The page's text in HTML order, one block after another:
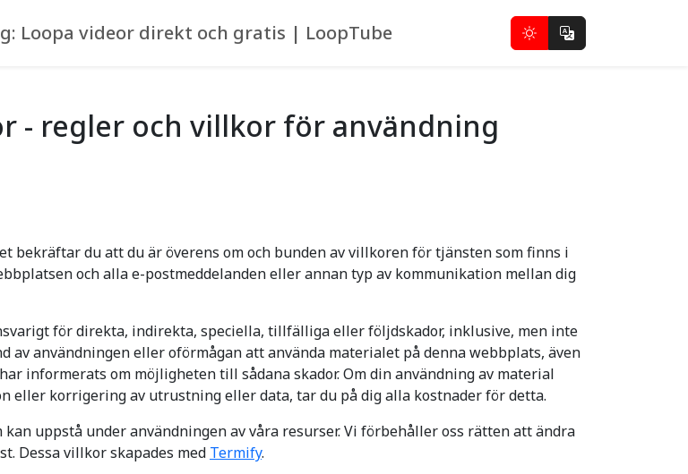
Loopa videor direkt och gratis | LoopTube
- regler och villkor för användning
bekräftar du att du är överens om och bunden av villkoren för tjänsten som finns i
och alla e-postmeddelanden eller annan typ av kommunikation mellan dig
för direkta, indirekta, speciella, tillfälliga eller följdskador, inklusive, men inte
användningen eller oförmågan att använda materialet på denna webbplats, även
informerats om möjligheten till sådana skador. Om din användning av material
eller korrigering av utrustning eller data, tar du på dig alla kostnader för detta.
uppstå under användningen av våra resurser. Vi förbehåller oss rätten att ändra
Dessa villkor skapades med Termify.